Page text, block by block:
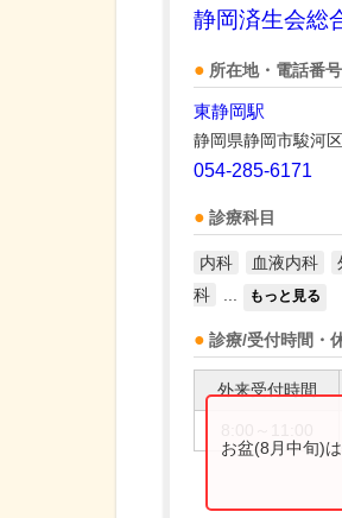
静岡済生会総
所在地・電話番号
東静岡駅
静岡県静岡市駿河
054-285-6171
診療科目
内科 血液内科
科
もっと見る
診療/受付時間・
外来受付時間
お盆(8月中旬)